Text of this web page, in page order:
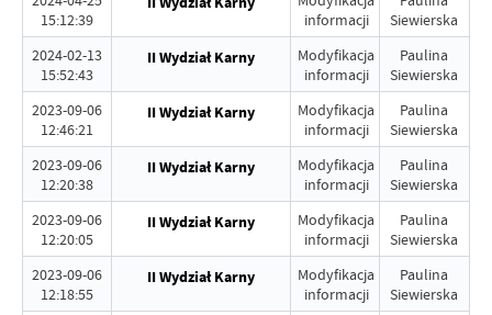
15:12:39
informacji
Siewierska
2024-02-13
15:52:43
II Wydział Karny
Modyfikacja
informacji
Paulina
Siewierska
2023-09-06
12:46:21
II Wydział Karny
Modyfikacja
informacji
Paulina
Siewierska
2023-09-06
12:20:38
II Wydział Karny
Modyfikacja
informacji
Paulina
Siewierska
2023-09-06
12:20:05
II Wydział Karny
Modyfikacja
informacji
Paulina
Siewierska
2023-09-06
12:18:55
II Wydział Karny
Modyfikacja
informacji
Paulina
Siewierska